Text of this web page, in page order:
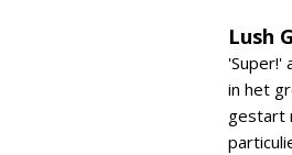
Lush
'Super!'
in het
gestart